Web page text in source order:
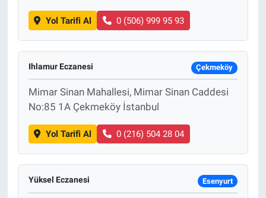
Yol Tarifi Al 0 (506) 999 95 93
Ihlamur Eczanesi Çekmeköy
Mimar Sinan Mahallesi, Mimar Sinan Caddesi
No:85 1A Çekmeköy İstanbul
Yol Tarifi Al 0 (216) 504 28 04
Yüksel Eczanesi Esenyurt